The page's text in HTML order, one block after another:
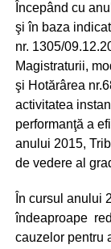
Începând cu
şi în baza
nr. 1305/
Magistraturii,
şi Hotărârea
activitatea
performanţă a
anului 2015,
de vedere al
În cursul anului
îndeaproape
cauzelor pentru